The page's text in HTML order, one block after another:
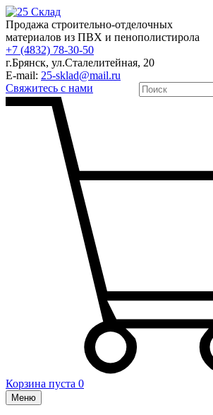
Продажа строительно-отделочных
материалов из ПВХ и пенополистирола
+7 (4832) 78-30-50
г.Брянск, ул.Сталелитейная, 20
E-mail: 25-sklad@mail.ru
Свяжитесь с нами
Корзина пуста 0
Меню